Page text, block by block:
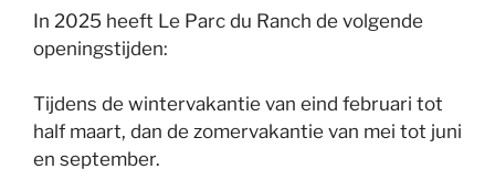
In 2025 heeft Le Parc du Ranch de volgende
openingstijden:
Tijdens de wintervakantie van eind februari tot
half maart, dan de zomervakantie van mei tot juni
en september.